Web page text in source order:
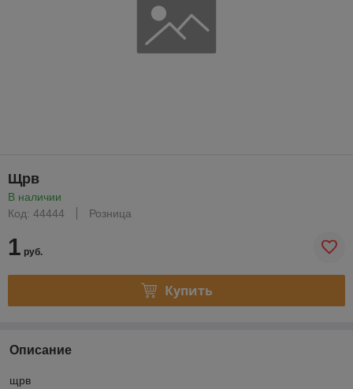
Щрв
В наличии
Код: 44444
Розница
1 руб.
Купить
Описание
щрв